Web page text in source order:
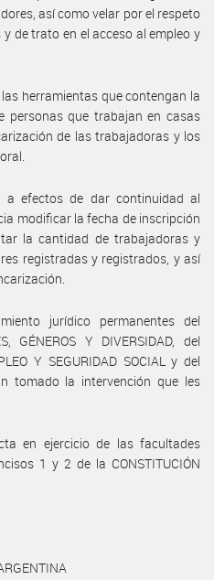
así como velar por el respeto
de trato en el acceso al empleo y
herramientas que contengan la
personas que trabajan en casas
de las trabajadoras y los
a efectos de dar continuidad al
modificar la fecha de inscripción
la cantidad de trabajadoras y
registradas y registrados, y así
jurídico permanentes del
GÉNEROS Y DIVERSIDAD, del
Y SEGURIDAD SOCIAL y del
tomado la intervención que les
en ejercicio de las facultades
1 y 2 de la CONSTITUCIÓN